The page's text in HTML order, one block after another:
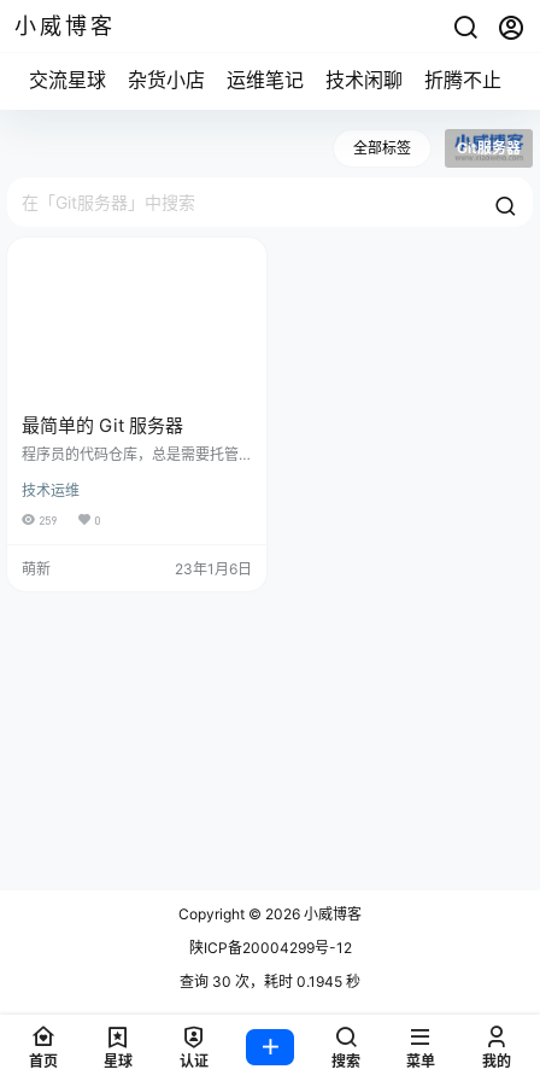
小威博客
交流星球 杂货小店 运维笔记 技术闲聊 折腾不止
全部标签 Git服务器
最简单的 Git 服务器
程序员的代码仓库，总是需要托管
便使用。 今天就来谈谈 Git 服务
器。 一、代码托管服务 一般情况
托管服务。它们都是免费的。 GitHu
技术运维
259 0
萌新 23年1月6日
Copyright © 2026 小威博客
陕ICP备20004299号-12
查询 30 次，耗时 0.1945 秒
首页 星球 认证 搜索 菜单 我的